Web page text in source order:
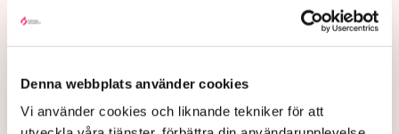
Denna webbplats använder cookies
Vi använder cookies och liknande tekniker för att
sedan 28 juli.
Polisen kritiseras för bristande agerande vid
aktionerna.